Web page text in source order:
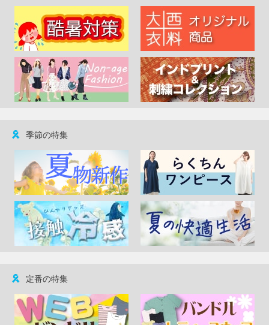
季節の特集
定番の特集